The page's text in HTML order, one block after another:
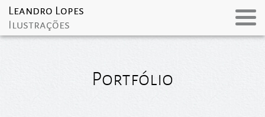
Portfólio